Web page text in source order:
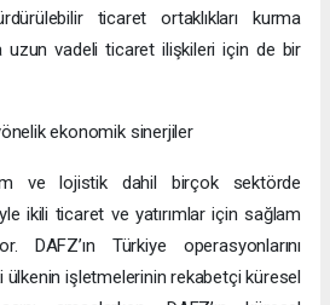
ticaret ortaklıkları kurma
uzun vadeli ticaret ilişkileri için de bir
ekonomik sinerjiler
ve lojistik dahil birçok sektörde
ikili ticaret ve yatırımlar için sağlam
DAFZ’ın Türkiye operasyonlarını
ülkenin işletmelerinin rekabetçi küresel